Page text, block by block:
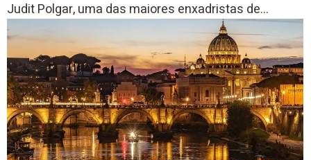
Judit Polgar, uma das maiores enxadristas de...